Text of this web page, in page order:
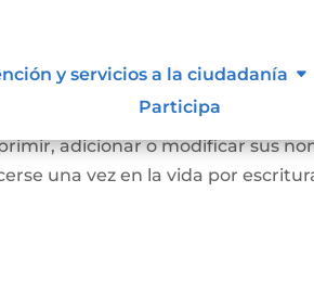
y servicios a la ciudadanía
Participa
mayor de edad
adicionar o modificar sus
una vez en la vida por